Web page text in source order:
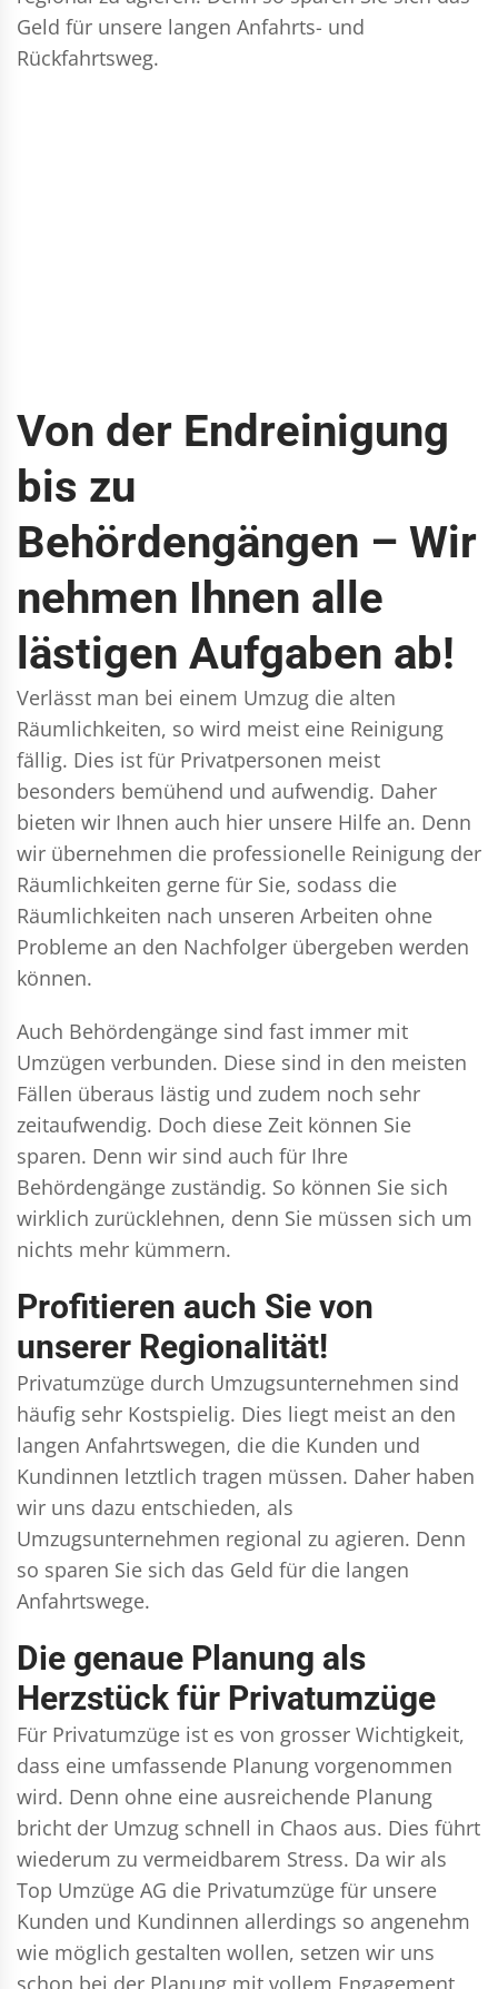
Geld für unsere langen Anfahrts- und
Rückfahrtsweg.
Von der Endreinigung
bis zu
Behördengängen – Wir
nehmen Ihnen alle
lästigen Aufgaben ab!
Verlässt man bei einem Umzug die alten
Räumlichkeiten, so wird meist eine Reinigung
fällig. Dies ist für Privatpersonen meist
besonders bemühend und aufwendig. Daher
bieten wir Ihnen auch hier unsere Hilfe an. Denn
wir übernehmen die professionelle Reinigung der
Räumlichkeiten gerne für Sie, sodass die
Räumlichkeiten nach unseren Arbeiten ohne
Probleme an den Nachfolger übergeben werden
können.
Auch Behördengänge sind fast immer mit
Umzügen verbunden. Diese sind in den meisten
Fällen überaus lästig und zudem noch sehr
zeitaufwendig. Doch diese Zeit können Sie
sparen. Denn wir sind auch für Ihre
Behördengänge zuständig. So können Sie sich
wirklich zurücklehnen, denn Sie müssen sich um
nichts mehr kümmern.
Profitieren auch Sie von
unserer Regionalität!
Privatumzüge durch Umzugsunternehmen sind
häufig sehr Kostspielig. Dies liegt meist an den
langen Anfahrtswegen, die die Kunden und
Kundinnen letztlich tragen müssen. Daher haben
wir uns dazu entschieden, als
Umzugsunternehmen regional zu agieren. Denn
so sparen Sie sich das Geld für die langen
Anfahrtswege.
Die genaue Planung als
Herzstück für Privatumzüge
Für Privatumzüge ist es von grosser Wichtigkeit,
dass eine umfassende Planung vorgenommen
wird. Denn ohne eine ausreichende Planung
bricht der Umzug schnell in Chaos aus. Dies führt
wiederum zu vermeidbarem Stress. Da wir als
Top Umzüge AG die Privatumzüge für unsere
Kunden und Kundinnen allerdings so angenehm
wie möglich gestalten wollen, setzen wir uns
schon bei der Planung mit vollem Engagement